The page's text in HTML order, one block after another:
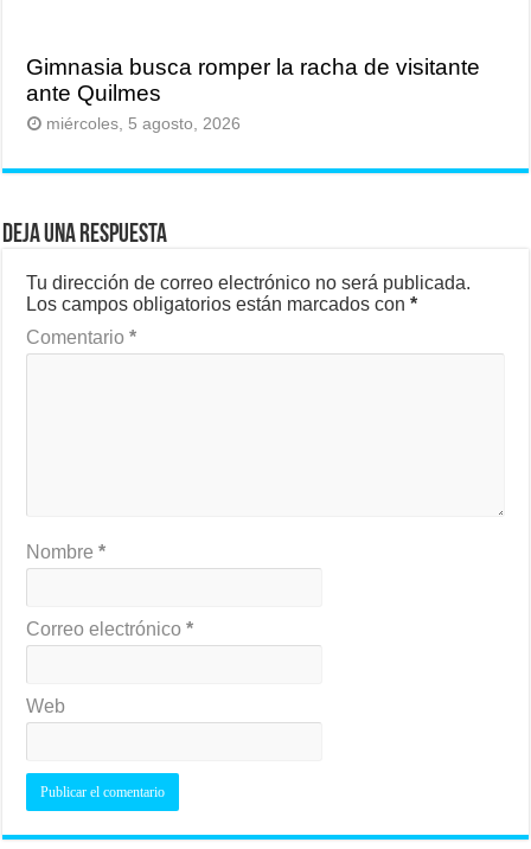
Gimnasia busca romper la racha de visitante
ante Quilmes
miércoles, 5 agosto, 2026
Deja una respuesta
Tu dirección de correo electrónico no será publicada.
Los campos obligatorios están marcados con*
Comentario*
Nombre*
Correo electrónico*
Web